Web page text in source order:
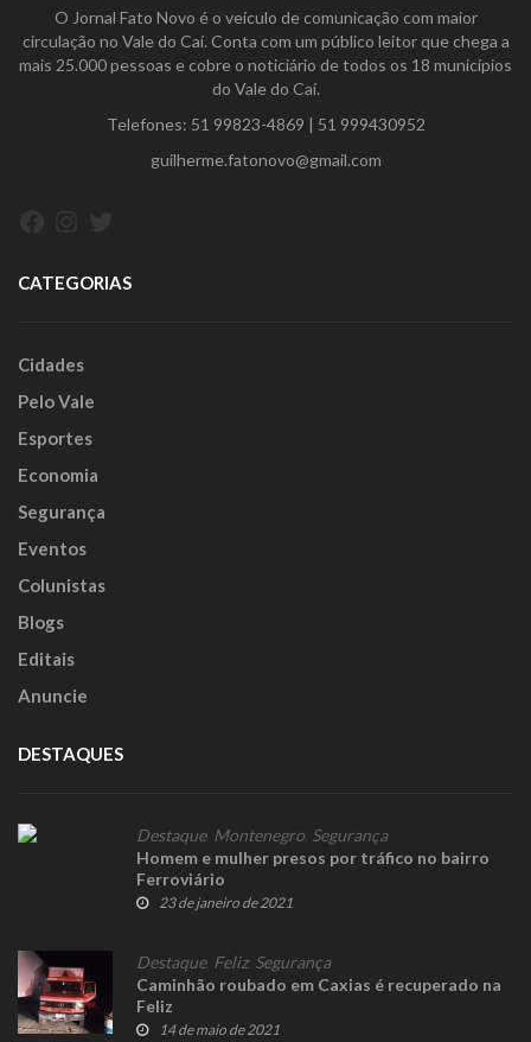
O Jornal Fato Novo é o veículo de comunicação com maior
circulação no Vale do Caí. Conta com um público leitor que chega a
mais 25.000 pessoas e cobre o noticiário de todos os 18 municípios
do Vale do Caí.
Telefones: 51 99823-4869 | 51 999430952
guilherme.fatonovo@gmail.com
CATEGORIAS
Cidades
Pelo Vale
Esportes
Economia
Segurança
Eventos
Colunistas
Blogs
Editais
Anuncie
DESTAQUES
Destaque, Montenegro Segurança
Homem e mulher presos por tráfico no bairro
Ferroviário
23 de janeiro de 2021
Destaque, Feliz, Segurança
Caminhão roubado em Caxias é recuperado na
Feliz
14 de maio de 2021